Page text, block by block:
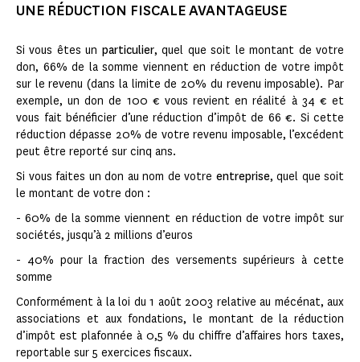
UNE RÉDUCTION FISCALE AVANTAGEUSE
Si vous êtes un particulier, quel que soit le montant de votre
don, 66% de la somme viennent en réduction de votre impôt
sur le revenu (dans la limite de 20% du revenu imposable). Par
exemple, un don de 100 € vous revient en réalité à 34 € et
vous fait bénéficier d’une réduction d’impôt de 66 €. Si cette
réduction dépasse 20% de votre revenu imposable, l’excédent
peut être reporté sur cinq ans.
Si vous faites un don au nom de votre entreprise, quel que soit
le montant de votre don :
- 60% de la somme viennent en réduction de votre impôt sur
sociétés, jusqu’à 2 millions d’euros
- 40% pour la fraction des versements supérieurs à cette
somme
Conformément à la loi du 1 août 2003 relative au mécénat, aux
associations et aux fondations, le montant de la réduction
d’impôt est plafonnée à 0,5 % du chiffre d’affaires hors taxes,
reportable sur 5 exercices fiscaux.